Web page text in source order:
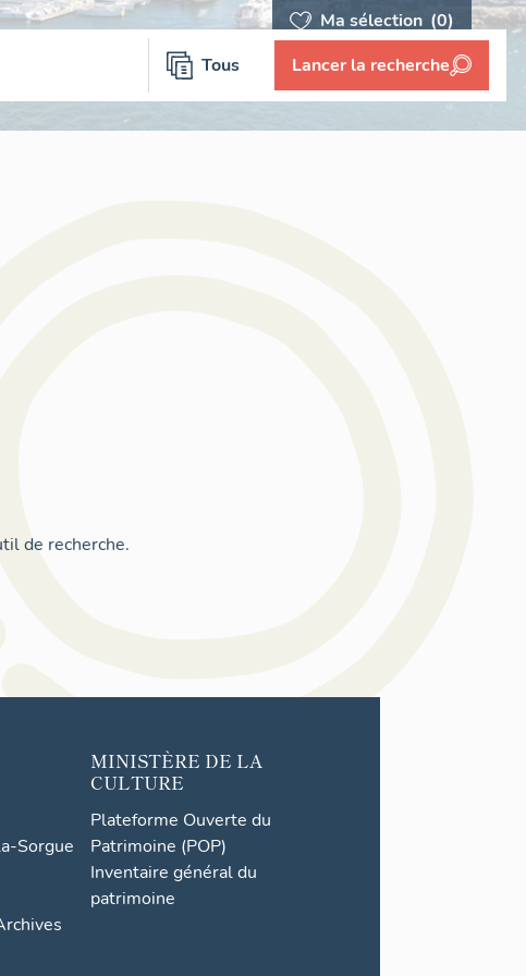
Ma sélection (0)
Tous Lancer la recherche
de recherche.
Sorgue
MINISTÈRE DE LA
CULTURE
Plateforme Ouverte du
Patrimoine (POP)
Inventaire général du
patrimoine